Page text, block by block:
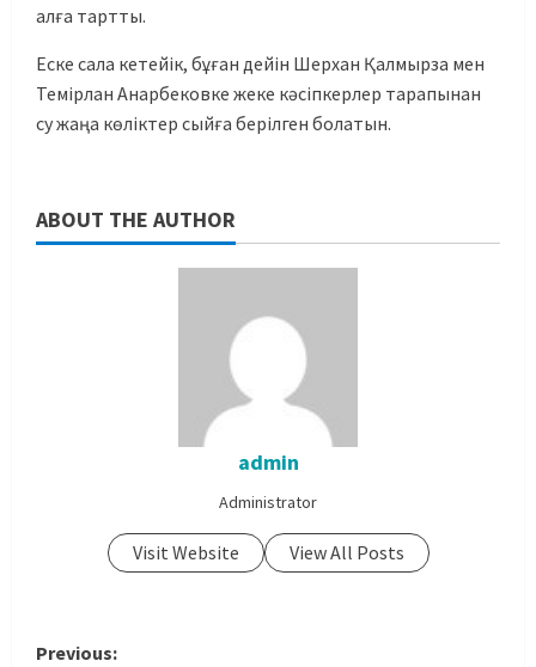
алға тартты.
Еске сала кетейік, бұған дейін Шерхан Қалмырза мен
Темірлан Анарбековке жеке кәсіпкерлер тарапынан
су жаңа көліктер сыйға берілген болатын.
ABOUT THE AUTHOR
admin
Administrator
Visit Website View All Posts
Previous: